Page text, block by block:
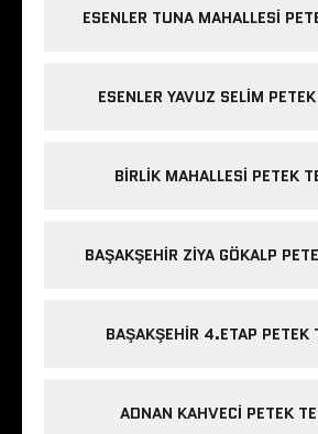
ESENLER TUNA MAHALLESI
ESENLER YAVUZ SELIM
BIRLIK MAHALLESI PETEK
BAŞAKŞEHIR ZIYA GÖKALP
BAŞAKŞEHIR 4.ETAP PETEK
ADNAN KAHVECI PETEK